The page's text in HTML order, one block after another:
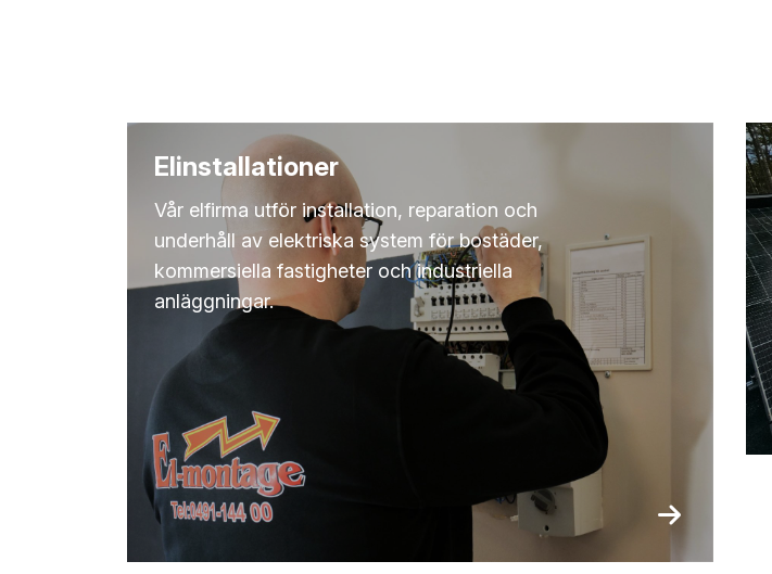
Elinstallationer
Vår elfirma utför installation, reparation och
underhåll av elektriska system för bostäder,
kommersiella fastigheter och industriella
anläggningar.